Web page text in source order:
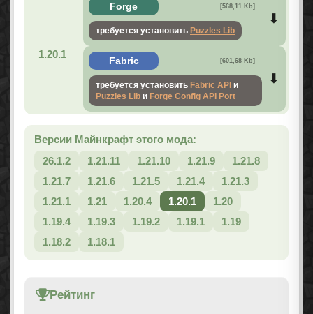
1.20.1
Forge [568,11 Kb]
требуется установить Puzzles Lib
Fabric [601,68 Kb]
требуется установить Fabric API и
Puzzles Lib и Forge Config API Port
Версии Майнкрафт этого мода:
26.1.2
1.21.11 1.21.10 1.21.9
1.21.8
1.21.7
1.21.6 1.21.5 1.21.4
1.21.3
1.21.1
1.21 1.20.4 1.20.1
1.20
1.19.4
1.19.3 1.19.2 1.19.1
1.19
1.18.2
1.18.1
Рейтинг